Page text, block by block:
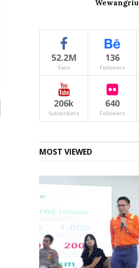
Wewangriu
52.2M
Fans
136
Followers
206k
Subscribers
640
Followers
MOST VIEWED